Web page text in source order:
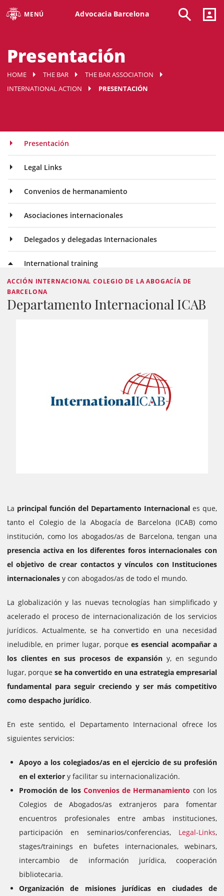
MENÚ Advocacia Barcelona
Presentación
HOME THE BAR
THE BAR ASSOCIATION
INTERNATIONAL ACTION
PRESENTACIÓN
Presentación
Legal Links
Convenios de hermanamiento
Asociaciones internacionales
Delegados y delegadas Internacionales
International training
ACCIÓN INTERNACIONAL COLEGIO DE LA ABOGACÍA DE
BARCELONA
Departamento Internacional ICAB
La principal función del Departamento Internacional es que,
tanto el Colegio de la Abogacía de Barcelona (ICAB) como
institución, como los abogados/as de Barcelona, tengan una
presencia activa en los diferentes foros internacionales con
el objetivo de crear contactos y vínculos con Instituciones
internacionales y con abogados/as de todo el mundo.
La globalización y las nuevas tecnologías han simplificado y
acelerado el proceso de internacionalización de los servicios
jurídicos. Actualmente, se ha convertido en una necesidad
ineludible, en primer lugar, porque es esencial acompañar a
los clientes en sus procesos de expansión y, en segundo
lugar, porque se ha convertido en una estrategia empresarial
fundamental para seguir creciendo y ser más competitivo
como despacho jurídico.
En este sentido, el Departamento Internacional ofrece los
siguientes servicios:
Apoyo a los colegiados/as en el ejercicio de su profesión
en el exterior y facilitar su internacionalización.
Promoción de los Convenios de Hermanamiento con los
Colegios de Abogados/as extranjeros para fomentar
encuentros profesionales entre ambas instituciones,
participación en seminarios/conferencias, Legal-Links,
stages/trainings en bufetes internacionales, webinars,
intercambio de información jurídica, cooperación
bibliotecaria.
Organización de misiones jurídicas en ciudades de